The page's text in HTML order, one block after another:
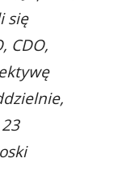
się
CDO,